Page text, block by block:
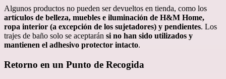
Algunos productos no pueden ser devueltos en tienda, como los
artículos de belleza, muebles e iluminación de H&M Home,
ropa interior (a excepción de los sujetadores) y pendientes. Los
trajes de baño solo se aceptarán si no han sido utilizados y
mantienen el adhesivo protector intacto.
Retorno en un Punto de Recogida